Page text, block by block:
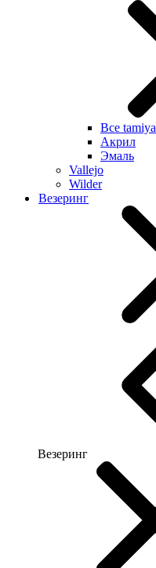
Все tamiya
Акрил
Эмаль
Vallejo
Wilder
Везеринг
Везеринг